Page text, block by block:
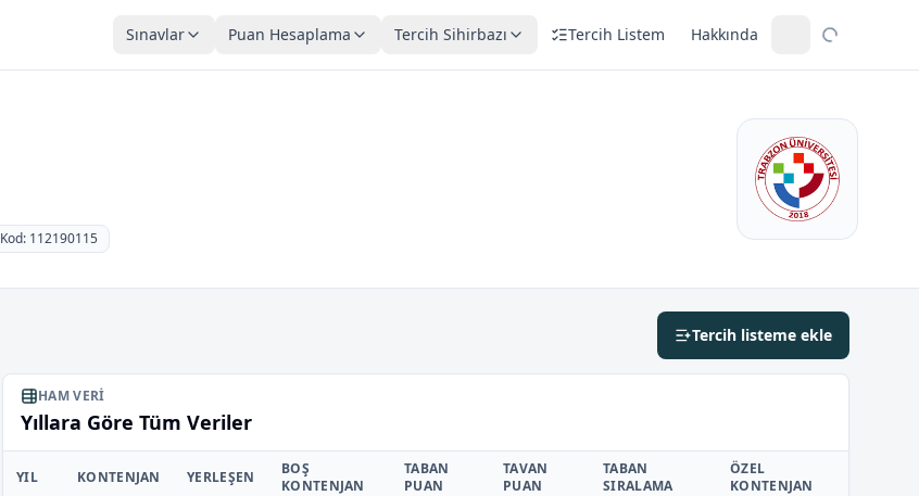
Sınavlar Puan Hesaplama Tercih Sihirbazı Tercih Listem Hakkında
Kod: 112190115
Tercih listeme ekle
HAM VERI
Yıllara Göre Tüm Veriler
YIL KONTENJAN YERLEŞEN
BOŞ
KONTENJAN
TABAN
PUAN
TAVAN
PUAN
TABAN
SIRALAMA
ÖZEL
KONTENJAN